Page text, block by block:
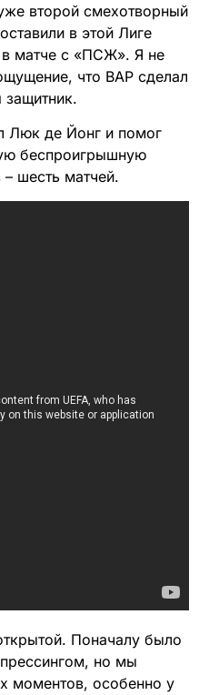
второй смехотворный
в этой Лиге
матче с «ПСЖ». Я не
что ВАР сделал
Люк де Йонг и помог
беспроигрышную
шесть матчей.
Поначалу было
но мы
моментов, особенно у